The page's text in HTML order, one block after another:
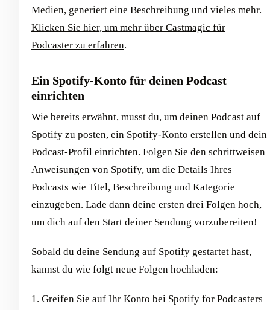
Medien, generiert eine Beschreibung und vieles mehr.
Klicken Sie hier, um mehr über Castmagic für
Podcaster zu erfahren.
Ein Spotify-Konto für deinen Podcast
einrichten
Wie bereits erwähnt, musst du, um deinen Podcast auf
Spotify zu posten, ein Spotify-Konto erstellen und dein
Podcast-Profil einrichten. Folgen Sie den schrittweisen
Anweisungen von Spotify, um die Details Ihres
Podcasts wie Titel, Beschreibung und Kategorie
einzugeben. Lade dann deine ersten drei Folgen hoch,
um dich auf den Start deiner Sendung vorzubereiten!
Sobald du deine Sendung auf Spotify gestartet hast,
kannst du wie folgt neue Folgen hochladen:
1. Greifen Sie auf Ihr Konto bei Spotify for Podcasters